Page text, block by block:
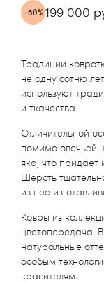
-50% 199 000
Традиции
не одну сотню
используют
и ткачества.
Отличительной
помимо овечьей
яка, что придает
Шерсть
из нее
Ковры из
цветопередача.
натуральные
особым
красителям.